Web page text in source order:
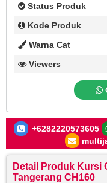
Status Produk
Kode Produk
Warna Cat
Viewers
+6282220573605
Detail Produk Kursi
Tangerang CH160